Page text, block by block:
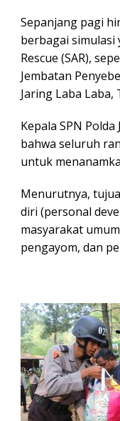
Sepanjang pagi
berbagai simulasi
Rescue (SAR),
Jembatan
Jaring Laba Laba,
​Kepala SPN
bahwa seluruh
untuk
Menurutnya,
diri (personal
masyarakat
pengayom, dan